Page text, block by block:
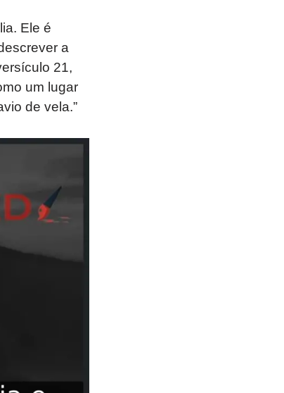
Ele é
a
21,
um lugar
de vela.”